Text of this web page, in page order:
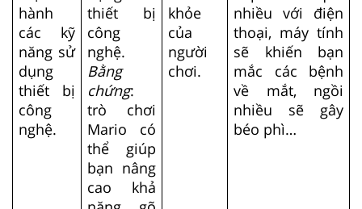
hành
các kỹ
năng sử
dụng
thiết bị
công
nghệ.
thiết bị
công
nghệ.
Bằng
chứng:
trò chơi
Mario có
thể giúp
bạn nâng
cao khả
khỏe
của
người
chơi.
nhiều với điện
thoại, máy tính
sẽ khiến bạn
mắc các bệnh
về mắt, ngồi
nhiều sẽ gây
béo phì…